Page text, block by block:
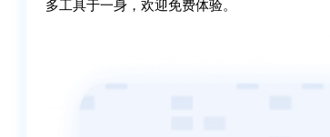
多工具于一身，欢迎免费体验。